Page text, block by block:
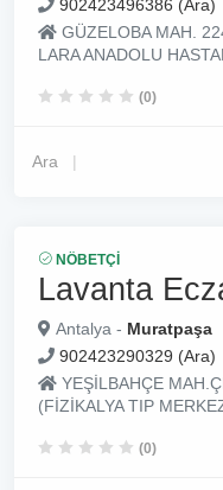
902423496386 (Ara)
GÜZELOBA MAH.
LARA ANADOLU
(0)
Ara
NÖBETÇI
Lavanta
Antalya - Muratpaşa
902423290329 (Ara)
YEŞİLBAHÇE
(FİZİKALYA TIP
(0)